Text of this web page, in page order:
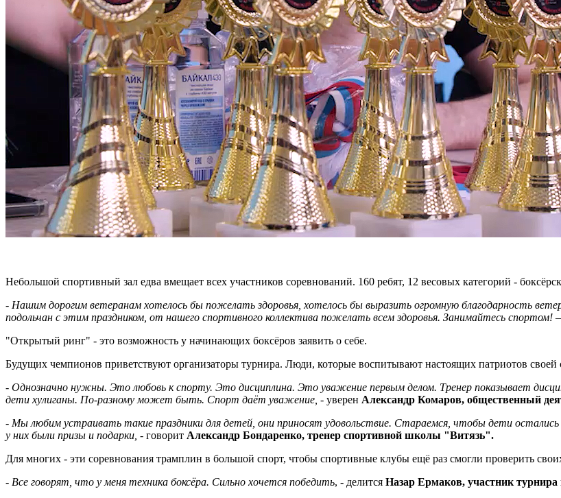
Небольшой спортивный зал едва вмещает всех участников соревнований. 160 ребят, 12 весовых категорий -
- Нашим дорогим ветеранам хотелось бы пожелать здоровья, хотелось бы выразить огромную благодарность
подольчан с этим праздником, от нашего спортивного коллектива пожелать всем здоровья. Занимайтесь спортом!
"Открытый ринг" - это возможность у начинающих боксёров заявить о себе.
Будущих чемпионов приветствуют организаторы турнира. Люди, которые воспитывают настоящих патриотов
- Однозначно нужны. Это любовь к спорту. Это дисциплина. Это уважение первым делом. Тренер показывает
дети хулиганы. По-разному может быть. Спорт даёт уважение, - уверен Александр Комаров, общественный
- Мы любим устраивать такие праздники для детей, они приносят удовольствие. Стараемся, чтобы дети
у них были призы и подарки, - говорит Александр Бондаренко, тренер спортивной школы "Витязь".
Для многих - эти соревнования трамплин в большой спорт, чтобы спортивные клубы ещё раз смогли проверить
- Все говорят, что у меня техника боксёра. Сильно хочется победить, - делится Назар Ермаков, участник